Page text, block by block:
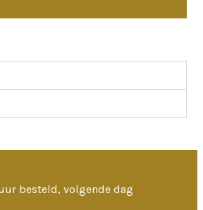
besteld, volgende dag